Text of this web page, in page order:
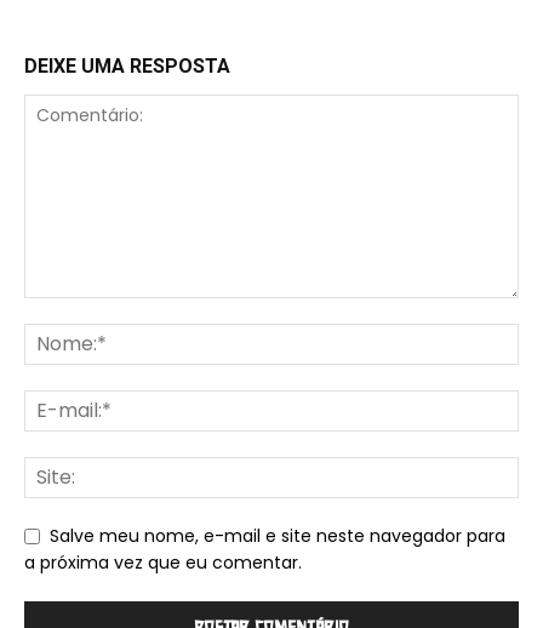
DEIXE UMA RESPOSTA
Salve meu nome, e-mail e site neste navegador para
a próxima vez que eu comentar.